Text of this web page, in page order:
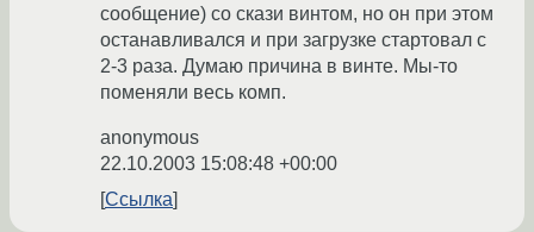
сообщение) со скази винтом, но он при этом
останавливался и при загрузке стартовал с
2-3 раза. Думаю причина в винте. Мы-то
поменяли весь комп.
anonymous
22.10.2003 15:08:48 +00:00
Ссылка